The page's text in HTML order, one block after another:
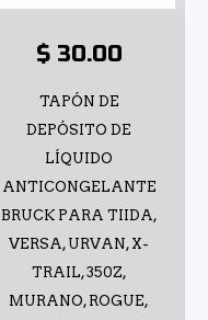
$ 30.00
TAPÓN DE
DEPÓSITO DE
LÍQUIDO
ANTICONGELANTE
BRUCK PARA TIIDA,
VERSA, URVAN, X-
TRAIL, 350Z,
MURANO, ROGUE,